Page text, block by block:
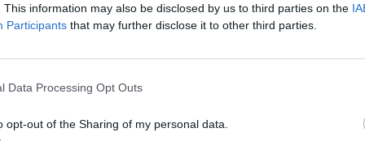
This information may also be disclosed by us to third parties on the
Participants that may further disclose it to other third parties.
Data Processing Opt Outs
opt-out of the Sharing of my personal data.
injonctions contradictoires en permanence
le stress et le désarroi. Elle décline la casse sociale
Transaviaqui conduira de façon déguisée à une
boutiste de l’Entreprise et sa politique sociale